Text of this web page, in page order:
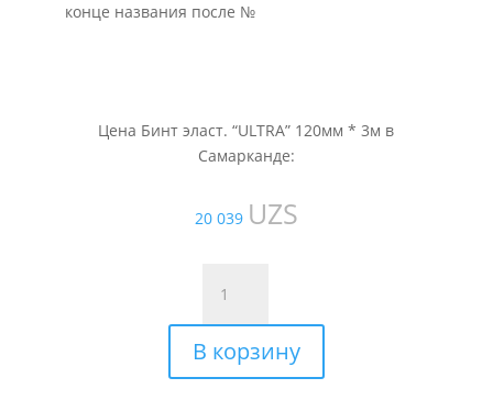
конце названия после №
Цена Бинт эласт. “ULTRA” 120мм * 3м в
Самарканде:
20 039 UZS
товара
Бинт
эласт.
"ULTRA"
В корзину